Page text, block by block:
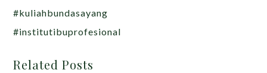
#kuliahbundasayang
#institutibuprofesional
Related Posts